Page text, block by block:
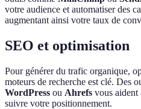
votre audience et automatiser des
augmentant ainsi votre taux de
SEO et optimisation
Pour générer du trafic organique,
moteurs de recherche est clé. Des
WordPress ou Ahrefs vous aident
suivre votre positionnement.